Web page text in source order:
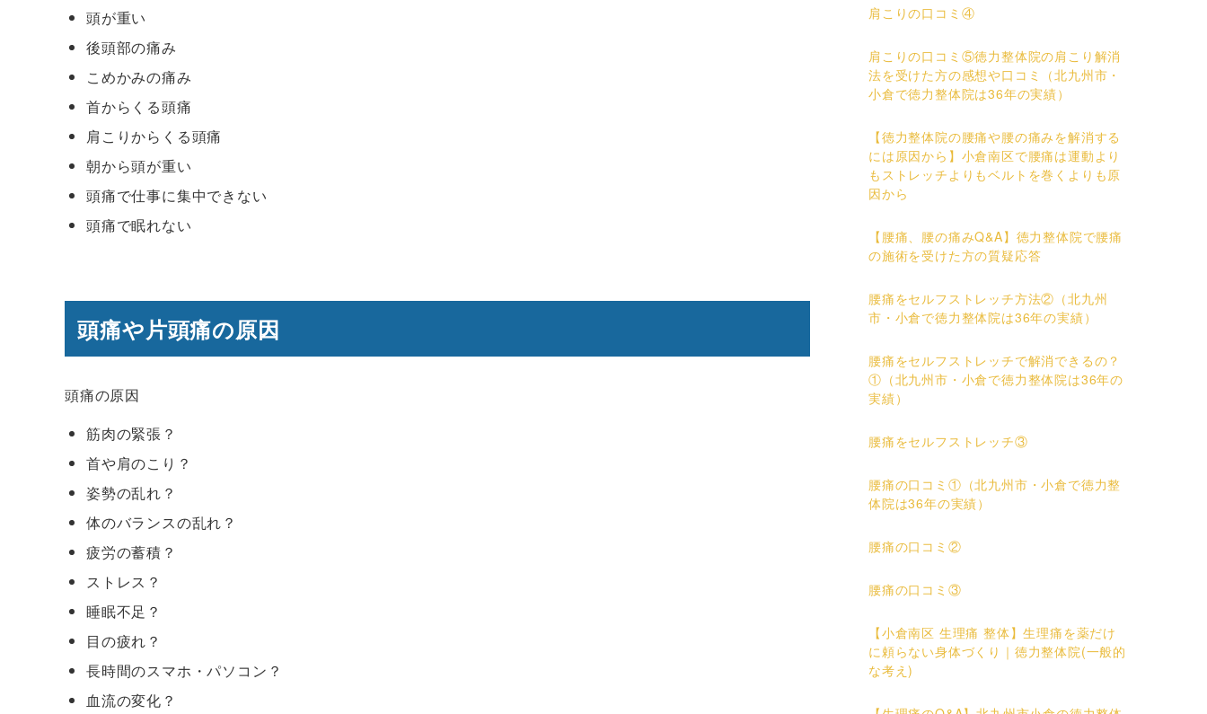
頭が重い
後頭部の痛み
こめかみの痛み
首からくる頭痛
肩こりからくる頭痛
朝から頭が重い
頭痛で仕事に集中できない
頭痛で眠れない
頭痛や片頭痛の原因
頭痛の原因
筋肉の緊張？
首や肩のこり？
姿勢の乱れ？
体のバランスの乱れ？
疲労の蓄積？
ストレス？
睡眠不足？
目の疲れ？
長時間のスマホ・パソコン？
血流の変化？
肩こりの口コミ④
肩こりの口コミ⑤徳力整体院の肩こり解消
法を受けた方の感想や口コミ（北九州市・
小倉で徳力整体院は36年の実績）
【徳力整体院の腰痛や腰の痛みを解消する
には原因から】小倉南区で腰痛は運動より
もストレッチよりもベルトを巻くよりも原
因から
【腰痛、腰の痛みQ&A】徳力整体院で腰痛
の施術を受けた方の質疑応答
腰痛をセルフストレッチ方法②（北九州
市・小倉で徳力整体院は36年の実績）
腰痛をセルフストレッチで解消できるの？
①（北九州市・小倉で徳力整体院は36年の
実績）
腰痛をセルフストレッチ③
腰痛の口コミ①（北九州市・小倉で徳力整
体院は36年の実績）
腰痛の口コミ②
腰痛の口コミ③
【小倉南区 生理痛 整体】生理痛を薬だけ
に頼らない身体づくり｜徳力整体院(一般的
な考え)